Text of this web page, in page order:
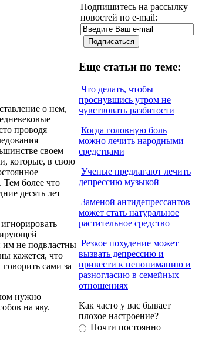
о нем,
проводя
своем
которые, в свою
Тем более что
десять лет
им не подвластны
кажется, что
сами за
нужно
на яву.
Подпишитесь на рассылку
новостей по e-mail:
Еще статьи по теме:
Что делать, чтобы
проснувшись утром не
чувствовать разбитости
Когда головную боль
можно лечить народными
средствами
Ученые предлагают лечить
депрессию музыкой
Заменой антидепрессантов
может стать натуральное
растительное средство
Резкое похудение может
вызвать депрессию и
привести к непониманию и
разногласию в семейных
отношениях
Как часто у вас бывает
плохое настроение?
Почти постоянно